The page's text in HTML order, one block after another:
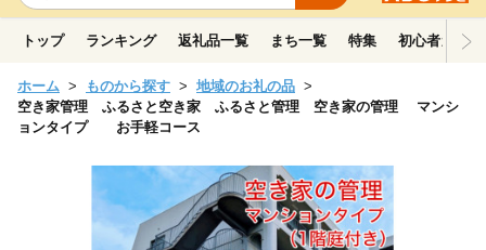
トップ ランキング 返礼品一覧 まち一覧 特集 初心者ガイド
ホーム ものから探す
地域のお礼の品
空き家管理 ふるさと空き家 ふるさと管理 空き家の管理 マンシ
ョンタイプ お手軽コース